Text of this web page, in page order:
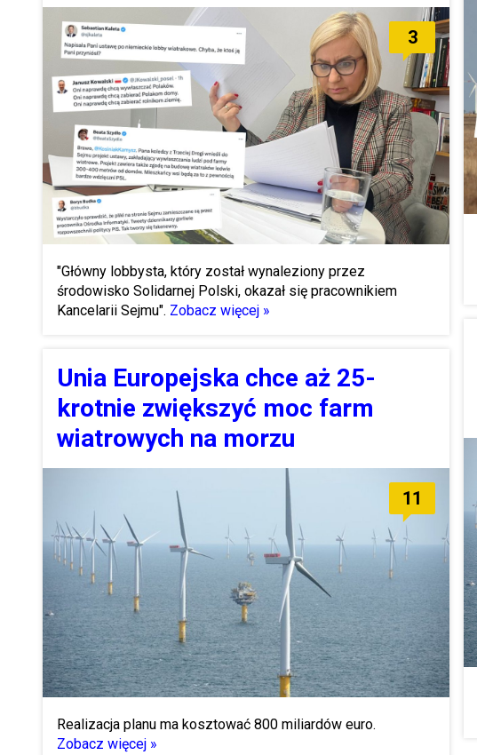
3
"Główny lobbysta, który został wynaleziony przez
środowisko Solidarnej Polski, okazał się pracownikiem
Kancelarii Sejmu". Zobacz więcej »
Unia Europejska chce aż 25-
krotnie zwiększyć moc farm
wiatrowych na morzu
11
Realizacja planu ma kosztować 800 miliardów euro.
Zobacz więcej »